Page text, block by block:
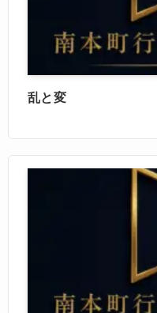
乱と変